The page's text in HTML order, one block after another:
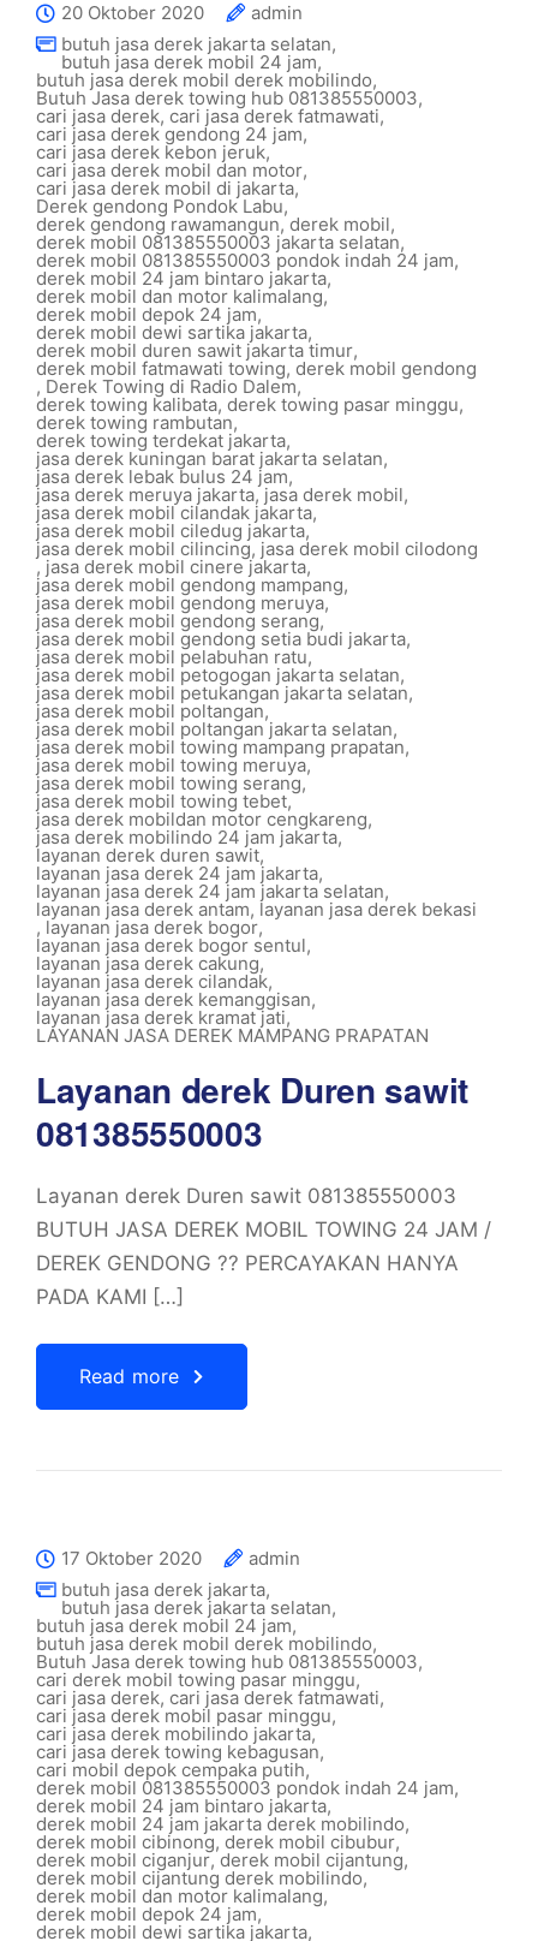
20 Oktober 2020
admin
butuh jasa derek jakarta selatan,
butuh jasa derek mobil 24 jam,
butuh jasa derek mobil derek mobilindo,
Butuh Jasa derek towing hub 081385550003,
cari jasa derek, cari jasa derek fatmawati,
cari jasa derek gendong 24 jam,
cari jasa derek kebon jeruk,
cari jasa derek mobil dan motor,
cari jasa derek mobil di jakarta,
Derek gendong Pondok Labu,
derek gendong rawamangun,derek mobil,
derek mobil 081385550003 jakarta selatan,
derek mobil 081385550003 pondok indah 24 jam,
derek mobil 24 jam bintaro jakarta,
derek mobil dan motor kalimalang,
derek mobil depok 24 jam,
derek mobil dewi sartika jakarta,
derek mobil duren sawit jakarta timur,
derek mobil fatmawati towing, derek mobil gendong
, Derek Towing di Radio Dalem,
derek towing kalibata, derek towing pasar minggu,
derek towing rambutan,
derek towing terdekat jakarta,
jasa derek kuningan barat jakarta selatan,
jasa derek lebak bulus 24 jam,
jasa derek meruya jakarta, jasa derek mobil,
jasa derek mobil cilandak jakarta,
jasa derek mobil ciledug jakarta,
jasa derek mobil cilincing, jasa derek mobil cilodong
, jasa derek mobil cinere jakarta,
jasa derek mobil gendong mampang,
jasa derek mobil gendong meruya,
jasa derek mobil gendong serang,
jasa derek mobil gendong setia budi jakarta,
jasa derek mobil pelabuhan ratu,
jasa derek mobil petogogan jakarta selatan,
jasa derek mobil petukangan jakarta selatan,
jasa derek mobil poltangan,
jasa derek mobil poltangan jakarta selatan,
jasa derek mobil towing mampang prapatan,
jasa derek mobil towing meruya,
jasa derek mobil towing serang,
jasa derek mobil towing tebet,
jasa derek mobildan motor cengkareng,
jasa derek mobilindo 24 jam jakarta,
layanan derek duren sawit,
layanan jasa derek 24 jam jakarta,
layanan jasa derek 24 jam jakarta selatan,
layanan jasa derek antam, layanan jasa derek bekasi
, layanan jasa derek bogor,
layanan jasa derek bogor sentul,
layanan jasa derek cakung,
layanan jasa derek cilandak,
layanan jasa derek kemanggisan,
layanan jasa derek kramat jati,
LAYANAN JASA DEREK MAMPANG PRAPATAN
Layanan derek Duren sawit
081385550003
Layanan derek Duren sawit 081385550003
BUTUH JASA DEREK MOBIL TOWING 24 JAM /
DEREK GENDONG ?? PERCAYAKAN HANYA
PADA KAMI […]
Read more
17 Oktober 2020
admin
butuh jasa derek jakarta,
butuh jasa derek jakarta selatan,
butuh jasa derek mobil 24 jam,
butuh jasa derek mobil derek mobilindo,
Butuh Jasa derek towing hub 081385550003,
cari derek mobil towing pasar minggu,
cari jasa derek, cari jasa derek fatmawati,
cari jasa derek mobil pasar minggu,
cari jasa derek mobilindo jakarta,
cari jasa derek towing kebagusan,
cari mobil depok cempaka putih,
derek mobil 081385550003 pondok indah 24 jam,
derek mobil 24 jam bintaro jakarta,
derek mobil 24 jam jakarta derek mobilindo,
derek mobil cibinong, derek mobil cibubur,
derek mobil ciganjur,derek mobil cijantung,
derek mobil cijantung derek mobilindo,
derek mobil dan motor kalimalang,
derek mobil depok 24 jam,
derek mobil dewi sartika jakarta,